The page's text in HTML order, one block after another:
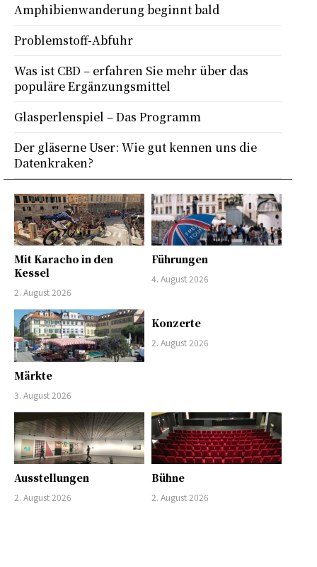
Mit Karacho in den
Kessel
2. August 2026
Führungen
4. August 2026
Märkte
3. August 2026
Konzerte
2. August 2026
Ausstellungen
2. August 2026
Bühne
2. August 2026
Amphibienwanderung beginnt bald
Problemstoff-Abfuhr
Was ist CBD – erfahren Sie mehr über das
populäre Ergänzungsmittel
Glasperlenspiel – Das Programm
Der gläserne User: Wie gut kennen uns die
Datenkraken?